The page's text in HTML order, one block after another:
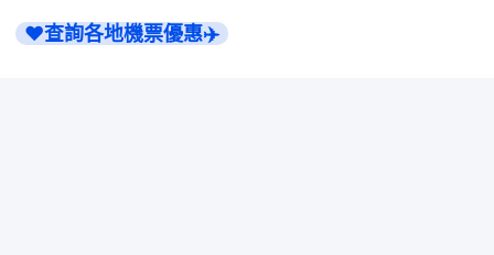
❤️查詢各地機票優惠✈️